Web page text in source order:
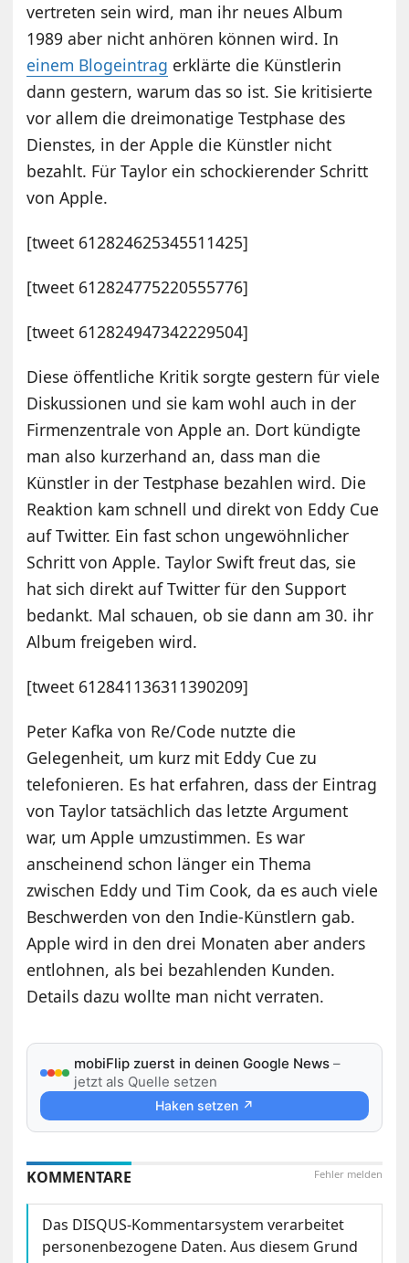
vertreten sein wird, man ihr neues Album
1989 aber nicht anhören können wird. In
einem Blogeintrag erklärte die Künstlerin
dann gestern, warum das so ist. Sie kritisierte
vor allem die dreimonatige Testphase des
Dienstes, in der Apple die Künstler nicht
bezahlt. Für Taylor ein schockierender Schritt
von Apple.
[tweet 612824625345511425]
[tweet 612824775220555776]
[tweet 612824947342229504]
Diese öffentliche Kritik sorgte gestern für viele
Diskussionen und sie kam wohl auch in der
Firmenzentrale von Apple an. Dort kündigte
man also kurzerhand an, dass man die
Künstler in der Testphase bezahlen wird. Die
Reaktion kam schnell und direkt von Eddy Cue
auf Twitter. Ein fast schon ungewöhnlicher
Schritt von Apple. Taylor Swift freut das, sie
hat sich direkt auf Twitter für den Support
bedankt. Mal schauen, ob sie dann am 30. ihr
Album freigeben wird.
[tweet 612841136311390209]
Peter Kafka von Re/Code nutzte die
Gelegenheit, um kurz mit Eddy Cue zu
telefonieren. Es hat erfahren, dass der Eintrag
von Taylor tatsächlich das letzte Argument
war, um Apple umzustimmen. Es war
anscheinend schon länger ein Thema
zwischen Eddy und Tim Cook, da es auch viele
Beschwerden von den Indie-Künstlern gab.
Apple wird in den drei Monaten aber anders
entlohnen, als bei bezahlenden Kunden.
Details dazu wollte man nicht verraten.
mobiFlip zuerst in deinen Google News –
jetzt als Quelle setzen
Haken setzen ↗
Fehler melden
KOMMENTARE
Das DISQUS-Kommentarsystem verarbeitet
personenbezogene Daten. Aus diesem Grund